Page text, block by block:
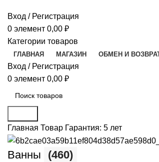
Вход / Регистрация
0 элемент 0,00 ₽
Категории товаров
ГЛАВНАЯ МАГАЗИН ОБМЕН И
Вход / Регистрация
0 элемент 0,00 ₽
Главная Товар Гарантия: 5 лет
Ванны (460)